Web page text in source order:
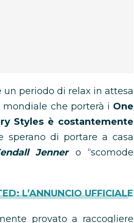
un periodo di relax in attesa
mondiale che porterà i One
Styles è costantemente
sperano di portare a casa
Jennero “scomode
L’ANNUNCIO UFFICIALE
provato a raccogliere